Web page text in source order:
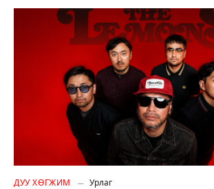
ДУУ ХӨГЖИМ Урлаг